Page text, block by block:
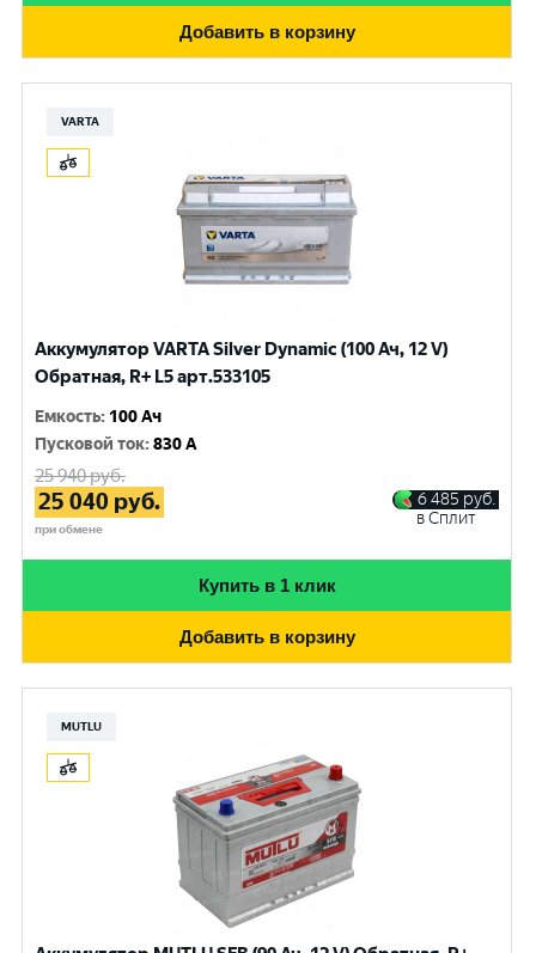
Добавить в корзину
VARTA
Аккумулятор VARTA Silver Dynamic (100 Ач, 12 V)
Обратная, R+ L5 арт.533105
Емкость: 100 Ач
Пусковой ток:830 A
25 940руб.
25 040 руб.
при обмене
6 485 руб.
в Сплит
Купить в 1 клик
Добавить в корзину
MUTLU